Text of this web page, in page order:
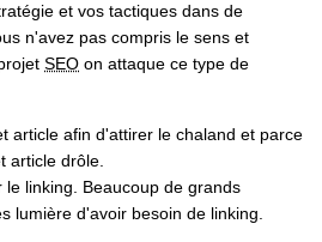
et vos tactiques dans de
n'avez pas compris le sens et
SEO on attaque ce type de
article afin d'attirer le chaland et parce
article drôle.
linking. Beaucoup de grands
lumière d'avoir besoin de linking.